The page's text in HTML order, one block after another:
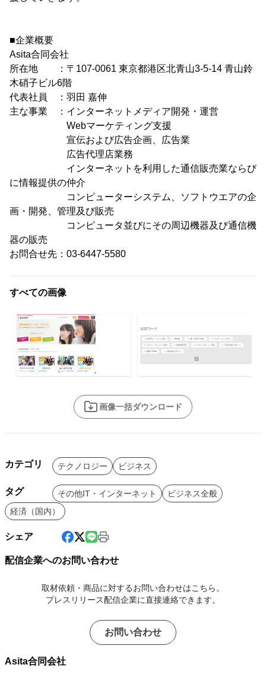
■企業概要
Asita合同会社
所在地 ：〒107-0061 東京都港区北青山3-5-14 青山鈴
木硝子ビル6階
代表社員 ：羽田 嘉伸
主な事業 ：インターネットメディア開発・運営
Webマーケティング支援
宣伝および広告企画、広告業
広告代理店業務
インターネットを利用した通信販売業ならび
に情報提供の仲介
コンピューターシステム、ソフトウエアの企
画・開発、管理及び販売
コンピュータ並びにその周辺機器及び通信機
器の販売
お問合せ先：03-6447-5580
すべての画像
画像一括ダウンロード
カテゴリ テクノロジー ビジネス
タグ その他IT・インターネット
ビジネス全般
経済（国内）
シェア
配信企業へのお問い合わせ
取材依頼・商品に対するお問い合わせはこちら。
プレスリリース配信企業に直接連絡できます。
お問い合わせ
Asita合同会社